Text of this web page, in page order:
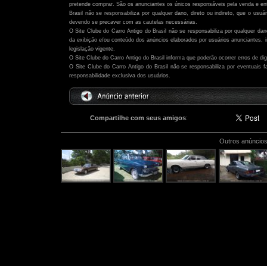
pretende comprar. São os anunciantes os únicos responsáveis pela venda e
Brasil não se responsabiliza por qualquer dano, direto ou indireto, que o
devendo se precaver com as cautelas necessárias.
O Site Clube do Carro Antigo do Brasil não se responsabiliza por qualquer
da exibição e/ou conteúdo dos anúncios elaborados por usuários
legislação vigente.
O Site Clube do Carro Antigo do Brasil informa que poderão ocorrer erros de
O Site Clube do Carro Antigo do Brasil não se responsabiliza por eventuais
responsabilidade exclusiva dos usuários.
Compartilhe com seus amigos:
Outros